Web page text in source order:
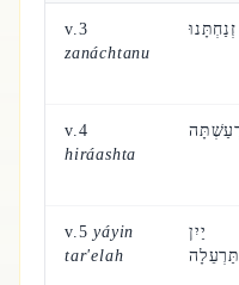
v.3
zanáchtanu
זְנַחְתָּנוּ
v.4
hiráashta
v.5yáyin
tar'elah
יַיִן
תַּרְעֵלָה